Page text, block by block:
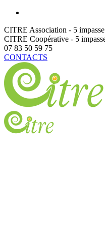
CITRE Association - 5
CITRE Coopérative - 5
07 83 50 59 75
CONTACTS